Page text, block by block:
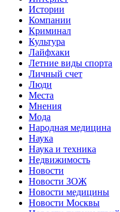
Истории
Компании
Криминал
Культура
Лайфхаки
Летние виды спорта
Личный счет
Люди
Места
Мнения
Мода
Народная медицина
Наука
Наука и техника
Недвижимость
Новости
Новости ЗОЖ
Новости медицины
Новости Москвы